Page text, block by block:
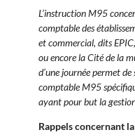
L’instruction M95
comptable des
et commercial, dits
ou encore la Cité de la
d’une journée permet
comptable M95
ayant pour but la
Rappels concernant